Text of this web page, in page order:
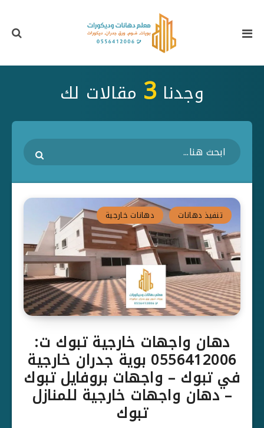
وجدنا3 مقالات لك
تنفيذ دهانات دهانات خارجية
دهان واجهات خارجية تبوك ت:
0556412006 بوية جدران خارجية
في تبوك – واجهات بروفايل تبوك
– دهان واجهات خارجية للمنازل
تبوك